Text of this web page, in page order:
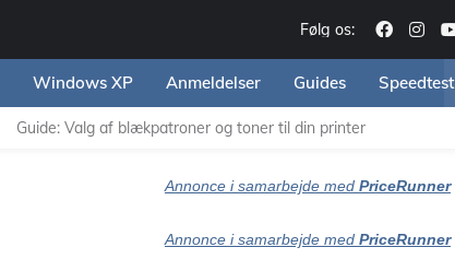
Følg os:
Windows XP Anmeldelser Guides Speedtest
Guide: Valg af blækpatroner og toner til din printer
Annonce i samarbejde med PriceRunner
Annonce i samarbejde med PriceRunner